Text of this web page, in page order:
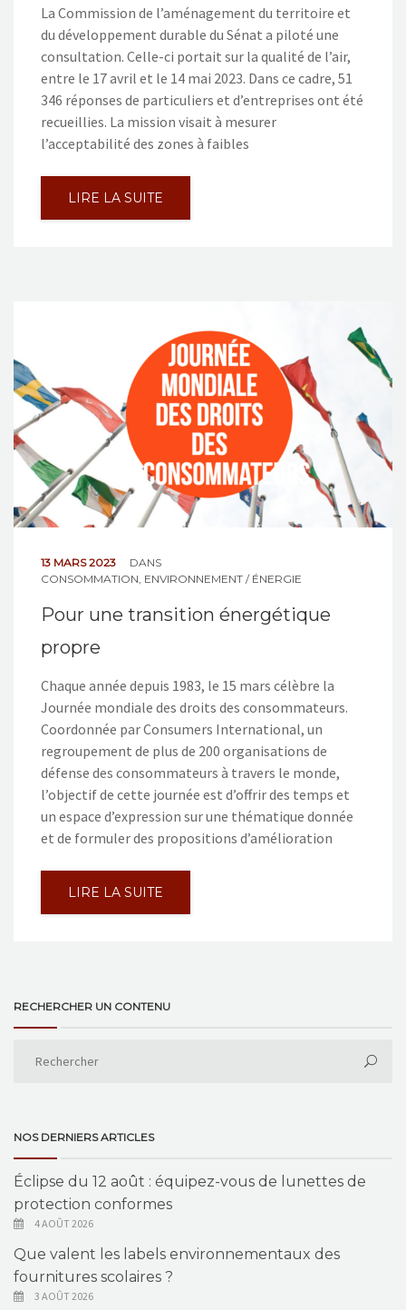
La Commission de l’aménagement du territoire et
du développement durable du Sénat a piloté une
consultation. Celle-ci portait sur la qualité de l’air,
entre le 17 avril et le 14 mai 2023. Dans ce cadre, 51
346 réponses de particuliers et d’entreprises ont été
recueillies. La mission visait à mesurer
l’acceptabilité des zones à faibles
LIRE LA SUITE
13 MARS 2023
DANS
CONSOMMATION, ENVIRONNEMENT / ÉNERGIE
Pour une transition énergétique
propre
Chaque année depuis 1983, le 15 mars célèbre la
Journée mondiale des droits des consommateurs.
Coordonnée par Consumers International, un
regroupement de plus de 200 organisations de
défense des consommateurs à travers le monde,
l’objectif de cette journée est d’offrir des temps et
un espace d’expression sur une thématique donnée
et de formuler des propositions d’amélioration
LIRE LA SUITE
RECHERCHER UN CONTENU
NOS DERNIERS ARTICLES
Éclipse du 12 août : équipez-vous de lunettes de
protection conformes
4 AOÛT 2026
Que valent les labels environnementaux des
fournitures scolaires ?
3 AOÛT 2026